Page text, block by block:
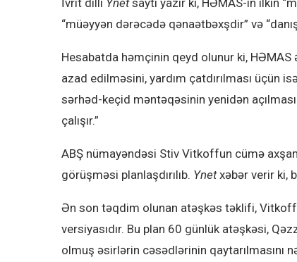
İvrit dilli Ynetsaytı yazır ki, HƏMAS-ın ilkin
“müəyyən dərəcədə qənaətbəxşdir” və
Hesabatda həmçinin qeyd olunur ki,
azad edilməsini, yardım çatdırılması üçün
sərhəd-keçid məntəqəsinin yenidən
çalışır.”
ABŞ nümayəndəsi Stiv Vitkoffun cümə
görüşməsi planlaşdırılıb. Ynetxəbər verir ki,
Ən son təqdim olunan atəşkəs təklifi,
versiyasıdır. Bu plan 60 günlük atəşkəsi,
olmuş əsirlərin cəsədlərinin qaytarılmasını